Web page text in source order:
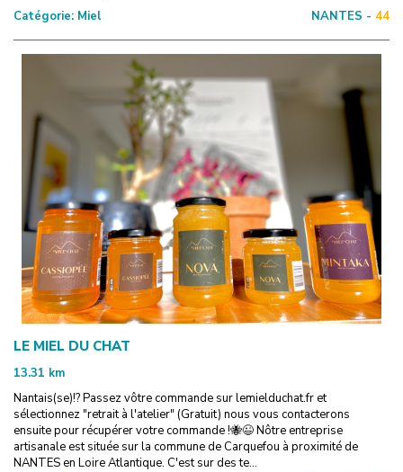
Catégorie: Miel NANTES - 44
LE MIEL DU CHAT
13.31 km
Nantais(se)!? Passez vôtre commande sur lemielduchat.fr et
sélectionnez "retrait à l'atelier" (Gratuit) nous vous contacterons
ensuite pour récupérer votre commande !🐝😉 Nôtre entreprise
artisanale est située sur la commune de Carquefou à proximité de
NANTES en Loire Atlantique. C'est sur des te...